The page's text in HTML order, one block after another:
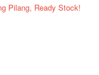
Pilang, Ready Stock!